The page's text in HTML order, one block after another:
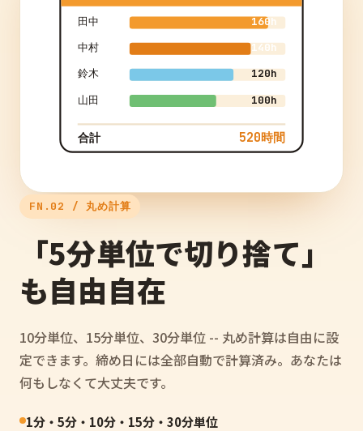
田中
160h
中村
140h
鈴木
120h
山田
100h
合計 520時間
FN.02 / 丸め計算
「5分単位で切り捨て」
も自由自在
10分単位、15分単位、30分単位 -- 丸め計算は自由に設
定できます。締め日には全部自動で計算済み。あなたは
何もしなくて大丈夫です。
1分・5分・10分・15分・30分単位